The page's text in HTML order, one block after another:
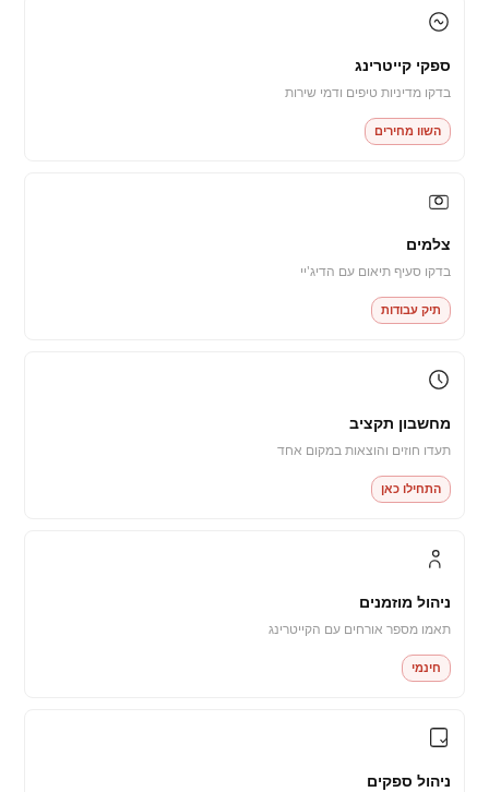
ספקי קייטרינג
בדקו מדיניות טיפים ודמי שירות
השוו מחירים
צלמים
בדקו סעיף תיאום עם הדיג'יי
תיק עבודות
מחשבון תקציב
תעדו חוזים והוצאות במקום אחד
התחילו כאן
ניהול מוזמנים
תאמו מספר אורחים עם הקייטרינג
חינמי
ניהול ספקים